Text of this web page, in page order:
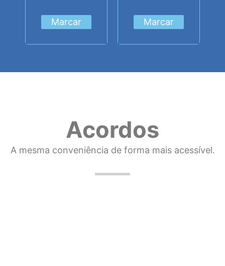
Marcar Marcar
Acordos
A mesma conveniência de forma mais acessível.